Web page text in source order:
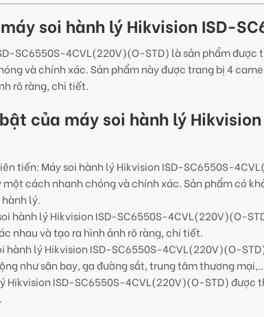
soi hành lý Hikvision ISD-
SC6550S-4CVL(220V)(O-STD) là sản phẩm
và chính xác. Sản phẩm này được trang bị 4
rõ ràng, chi tiết.
của máy soi hành lý
tiến: Máy soi hành lý Hikvision ISD-SC6550S-
cách nhanh chóng và chính xác. Sản phẩm có
lý.
hành lý Hikvision ISD-SC6550S-4CVL(220V)(O-
nhau và tạo ra hình ảnh rõ ràng, chi tiết.
hành lý Hikvision ISD-SC6550S-4CVL(220V)(O-
như sân bay, ga đường sắt, trung tâm thương
Hikvision ISD-SC6550S-4CVL(220V)(O-STD) được